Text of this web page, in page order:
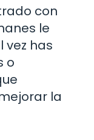
con
le
vez has
o
la